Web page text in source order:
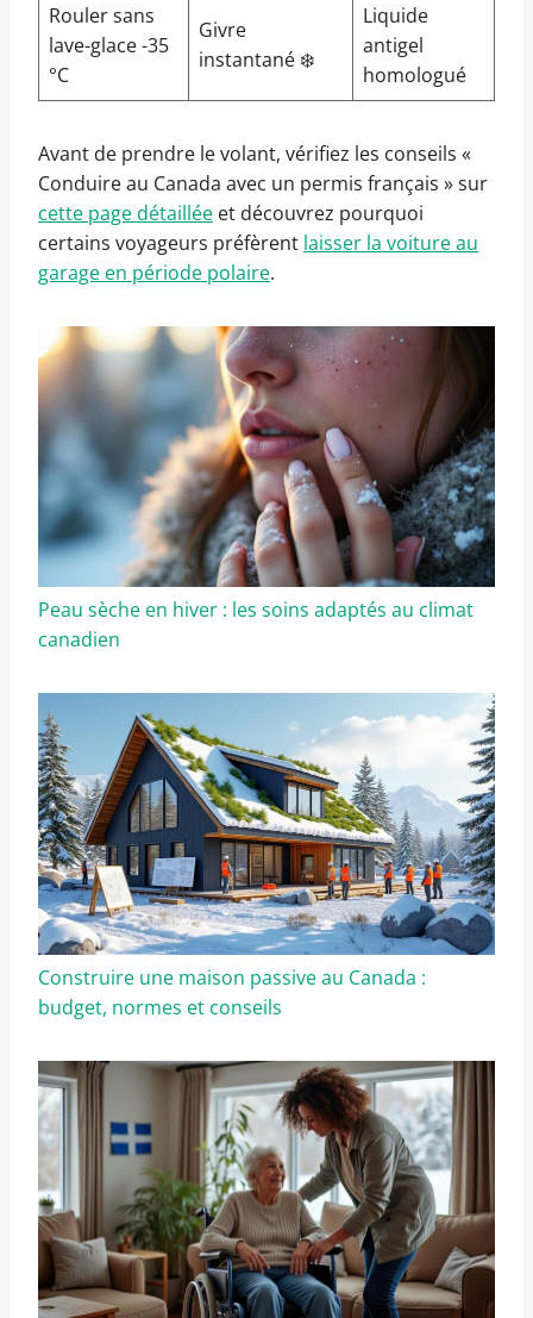
Rouler sans
lave-glace -35
°C
Givre
instantané ❄️
Liquide
antigel
homologué
Avant de prendre le volant, vérifiez les conseils «
Conduire au Canada avec un permis français » sur
cette page détaillée et découvrez pourquoi
certains voyageurs préfèrent laisser la voiture au
garage en période polaire.
Peau sèche en hiver : les soins adaptés au climat
canadien
Construire une maison passive au Canada :
budget, normes et conseils